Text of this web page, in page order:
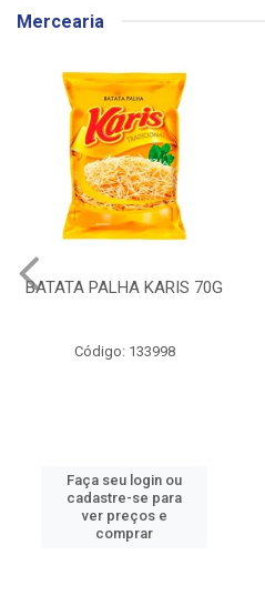
Mercearia
BATATA PALHA KARIS 70G
Código: 133998
Faça seu login ou
cadastre-se para
ver preços e
comprar